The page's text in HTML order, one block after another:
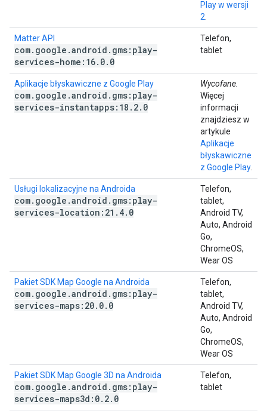
Play w wersji
2
Matter API
com. google .android . gms:play-
services-home:16. 0. 0
Telefon,
tablet
Aplikacje błyskawiczne z Google Play
com. google .android . gms:play-
services-instantapps:18 . 2. 0
Wycofane.
Więcej
informacji
znajdziesz w
artykule
Aplikacje
błyskawiczne
z Google Play.
Usługi lokalizacyjne na Androida
com. google .android . gms:play-
services-location:21 . 4. 0
Telefon,
tablet,
Android TV,
Auto, Android
Go,
ChromeOS,
Wear OS
Pakiet SDK Map Google na Androida
com. google .android . gms:play-
services-maps:20. 0. 0
Telefon,
tablet,
Android TV,
Auto, Android
Go,
ChromeOS,
Wear OS
Pakiet SDK Map Google 3D na Androida
com. google .android . gms:play-
services-maps3d:0. 2. 0
Telefon,
tablet